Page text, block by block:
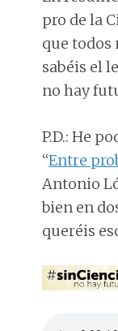
pro de la
que todos
sabéis el
no hay
P.D.: He
“Entre
Antonio
bien en
queréis